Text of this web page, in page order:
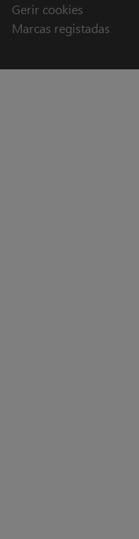
Gerir cookies
Marcas registadas